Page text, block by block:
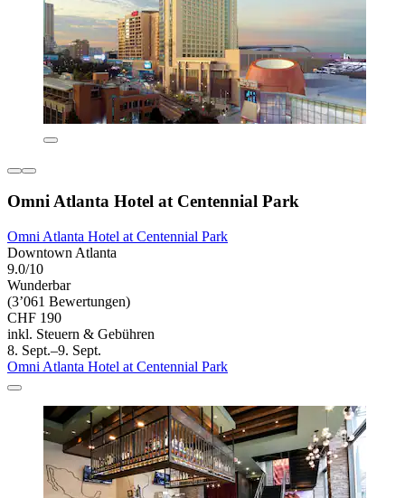
Omni Atlanta Hotel at Centennial Park
Omni Atlanta Hotel at Centennial Park
Downtown Atlanta
9.0/10
Wunderbar
(3’061 Bewertungen)
CHF 190
inkl. Steuern & Gebühren
8. Sept.–9. Sept.
Omni Atlanta Hotel at Centennial Park